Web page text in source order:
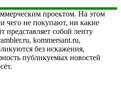
проектом. На этом
чего не покупают, ни какие
представляет собой ленту
kommersant.ru,
без искажения,
публикуемых новостей